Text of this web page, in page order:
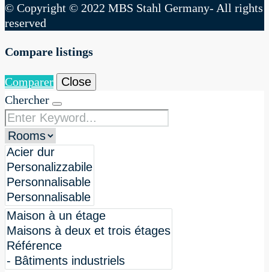
© Copyright © 2022 MBS Stahl Germany- All rights
reserved
Compare listings
Comparer
Close
Chercher